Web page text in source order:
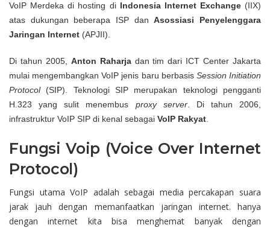
VoIP Merdeka di hosting di Indonesia Internet Exchange(IIX)
atas dukungan beberapa ISP danAsossiasi Penyelenggara
Jaringan Internet (APJII).
Di tahun 2005, Anton Raharjadan tim dari ICT Center Jakarta
mulai mengembangkan VoIP jenis baru berbasis Session Initiation
Protocol(SIP). Teknologi SIP merupakan teknologi pengganti
H.323 yang sulit menembus proxy server. Di tahun 2006,
infrastruktur VoIP SIP di kenal sebagai VoIP Rakyat.
Fungsi Voip (Voice Over Internet
Protocol)
Fungsi utama VoIP adalah sebagai media percakapan suara
jarak jauh dengan memanfaatkan jaringan internet. hanya
dengan internet kita bisa menghemat banyak dengan